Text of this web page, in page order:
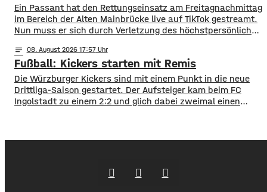
Ein Passant hat den Rettungseinsatz am Freitagnachmittag
im Bereich der Alten Mainbrücke live auf TikTok gestreamt.
Nun muss er sich durch Verletzung des höchstpersönlichen
Hintergrund des Rettungseinsatzes: Gegen 14:10 Uhr
stürzte ein 43-jähriger Mann aufgrund seiner massiven
Alkoholisierung von der Alten Mainbrücke in den Main. Ein
Passant handelte umgehend und
notes 08. August 2026 17:57
Fußball: Kickers starten mit Remis
Die Würzburger Kickers sind mit einem Punkt in die neue
Drittliga-Saison gestartet. Der Aufsteiger kam beim FC
Ingolstadt zu einem 2:2 und glich dabei zweimal einen